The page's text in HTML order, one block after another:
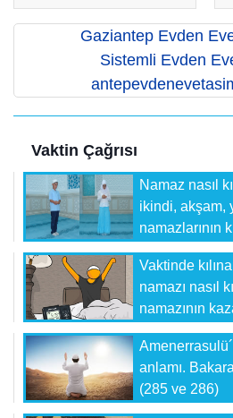
Gaziantep Evden Eve
Sistemli Evden
Vaktin Çağrısı
Namaz nasıl
ikindi, akşam,
namazlarının
Vaktinde
namazı nasıl
namazının
anlamı.
(285 ve 286)